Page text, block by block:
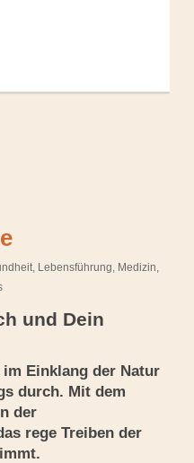
, Lebensführung, Medizin,
und Dein
Einklang der Natur
durch. Mit dem
der
rege Treiben der